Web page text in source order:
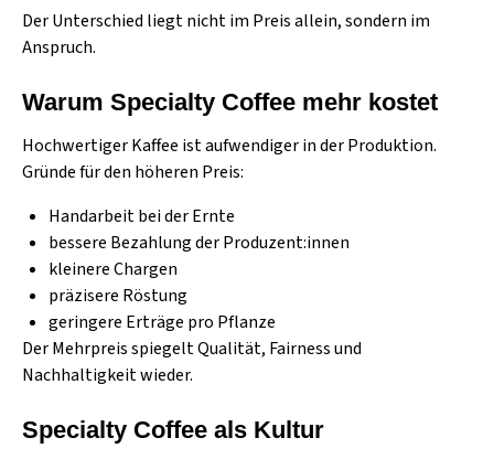
Der Unterschied liegt nicht im Preis allein, sondern im
Anspruch.
Warum Specialty Coffee mehr kostet
Hochwertiger Kaffee ist aufwendiger in der Produktion.
Gründe für den höheren Preis:
Handarbeit bei der Ernte
bessere Bezahlung der Produzent:innen
kleinere Chargen
präzisere Röstung
geringere Erträge pro Pflanze
Der Mehrpreis spiegelt Qualität, Fairness und
Nachhaltigkeit wieder.
Specialty Coffee als Kultur